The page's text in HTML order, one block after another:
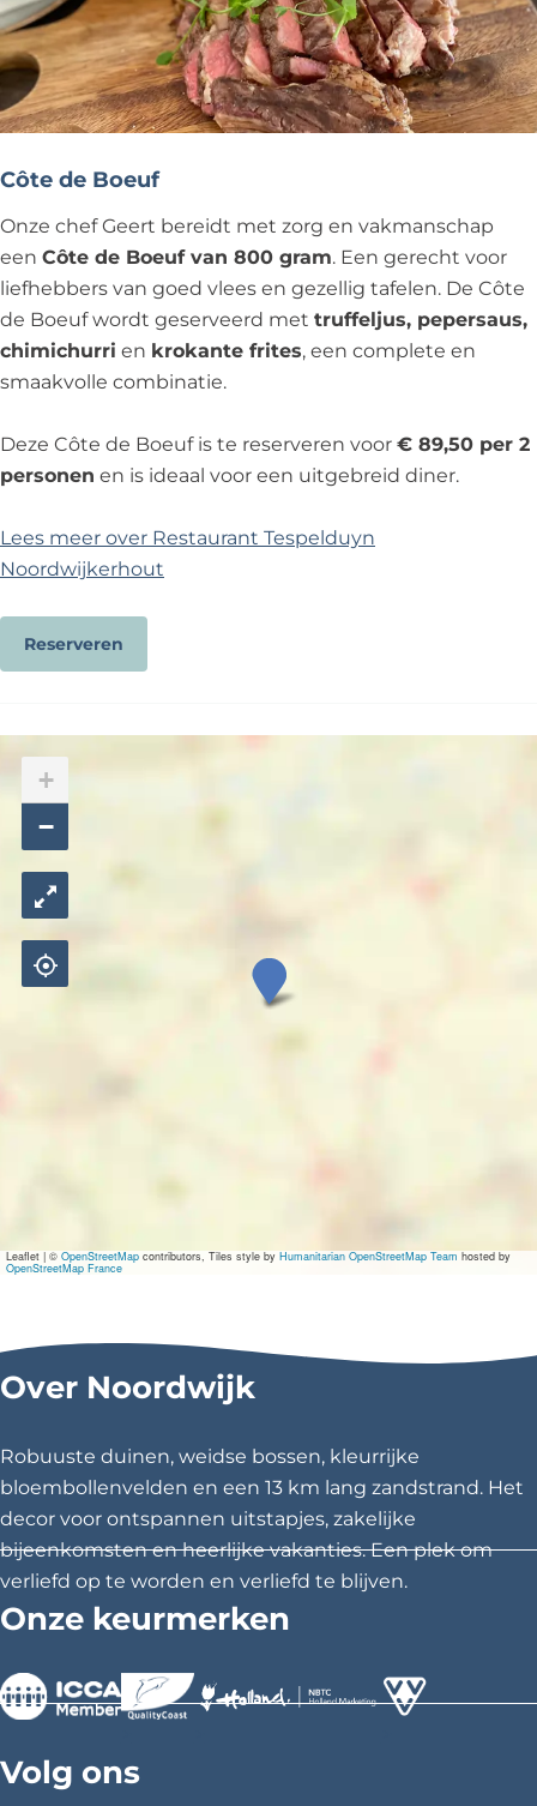
Côte de Boeuf
Onze chef Geert bereidt met zorg en vakmanschap
een Côte de Boeuf van 800 gram. Een gerecht voor
liefhebbers van goed vlees en gezellig tafelen. De Côte
de Boeuf wordt geserveerd met truffeljus, pepersaus,
chimichurri en krokante frites, een complete en
smaakvolle combinatie.
Deze Côte de Boeuf is te reserveren voor € 89,50 per 2
personen en is ideaal voor een uitgebreid diner.
Lees meer over Restaurant Tespelduyn
Noordwijkerhout
Reserveren
r
u
0
0
2
T
+
−
Leaflet|©OpenStreetMapcontributors, Tiles style byHumanitarian OpenStreetMap Teamhosted by
OpenStreetMap France
Over Noordwijk
Robuuste duinen, weidse bossen, kleurrijke
bloembollenvelden en een 13 km lang zandstrand. Het
decor voor ontspannen uitstapjes, zakelijke
bijeenkomsten en heerlijke vakanties. Een plek om
verliefd op te worden en verliefd te blijven.
Onze keurmerken
Volg ons